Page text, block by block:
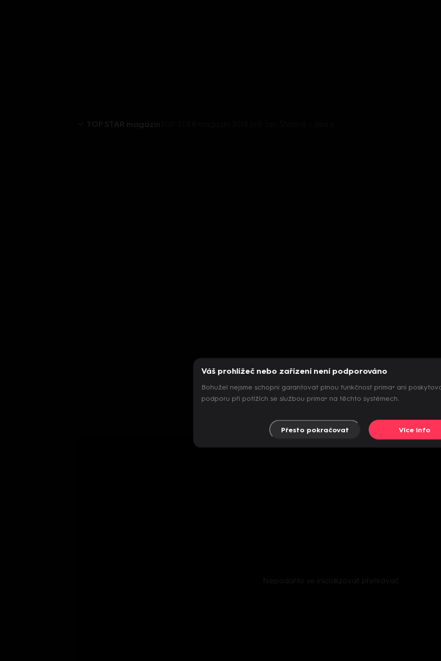
Nepodařilo se inicializovat přehrávač
Váš prohlížeč nebo zařízení není podporováno
Bohužel nejsme schopni garantovat plnou funkčnost prima+ ani
podporu při potížích se službou prima+ na těchto systémech.
Přesto pokračovat Více info